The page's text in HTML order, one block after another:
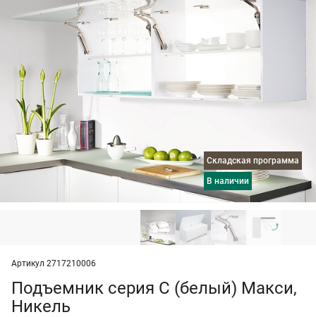
Складская программа
в наличии
Артикул 2717210006
Подъемник серия C (белый) Макси,
Никель